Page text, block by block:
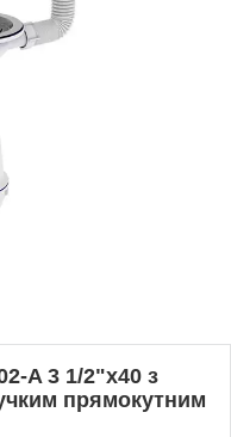
A 3 1/2"x40 з
прямокутним